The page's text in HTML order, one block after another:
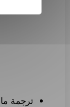
ترجمة ما يصل